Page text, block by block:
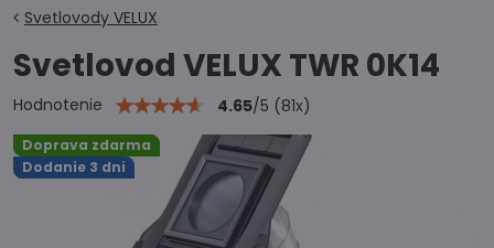
Doprava zdarma
Dodanie 3 dni
Svetlovody VELUX
Svetlovod VELUX TWR 0K14
Hodnotenie 4.65/5 (81x)